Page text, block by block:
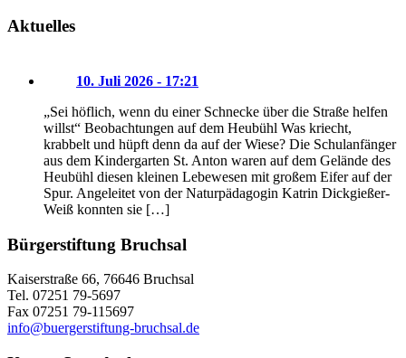
Aktuelles
10. Juli 2026 - 17:21
„Sei höflich, wenn du einer Schnecke über die Straße helfen
willst“ Beobachtungen auf dem Heubühl Was kriecht,
krabbelt und hüpft denn da auf der Wiese? Die Schulanfänger
aus dem Kindergarten St. Anton waren auf dem Gelände des
Heubühl diesen kleinen Lebewesen mit großem Eifer auf der
Spur. Angeleitet von der Naturpädagogin Katrin Dickgießer-
Weiß konnten sie […]
Bürgerstiftung Bruchsal
Kaiserstraße 66, 76646 Bruchsal
Tel. 07251 79-5697
Fax 07251 79-115697
info@buergerstiftung-bruchsal.de